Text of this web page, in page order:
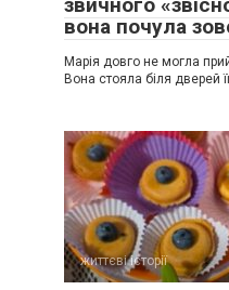
вона почула
Марія довго не могла
Вона стояла біля дверей
життєві історії